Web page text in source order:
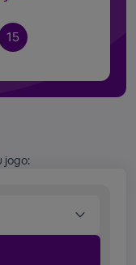
15
jogo: